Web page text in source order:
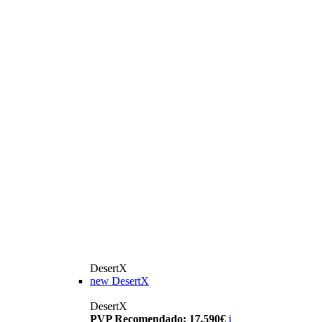
DesertX
new DesertX
DesertX
PVP Recomendado: 17.590€ i